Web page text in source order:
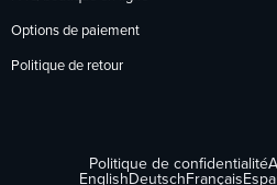
Options de paiement
Politique de retour
Politique de confidentialité
English Deutsch Français